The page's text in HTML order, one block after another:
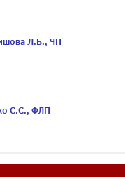
Л.Б., ЧП
С.С., ФЛП